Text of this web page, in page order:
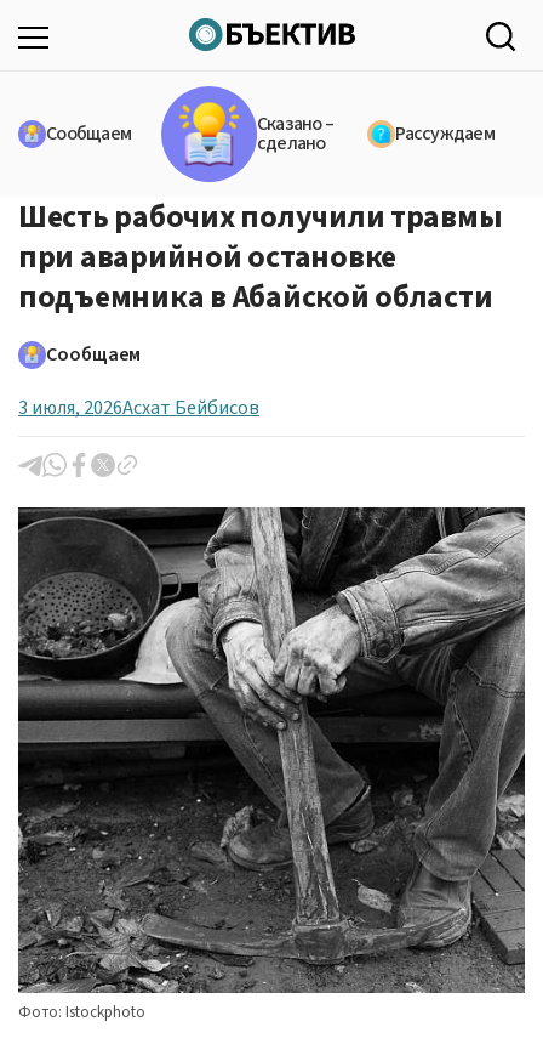
Сообщаем Сказано –
сделано Рассуждаем
Шесть рабочих получили травмы
при аварийной остановке
подъемника в Абайской области
Сообщаем
3 июля, 2026Асхат Бейбисов
Фото: Istockphoto